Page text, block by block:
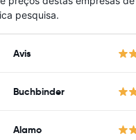
pesquisa.
Avis
Buchbinder
Alamo